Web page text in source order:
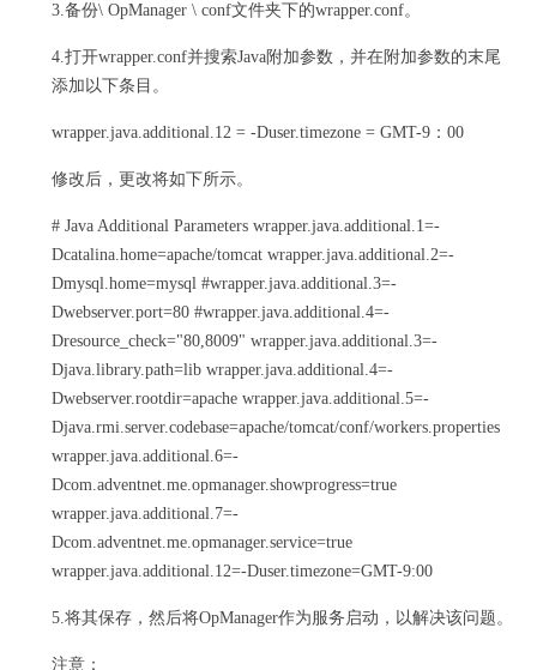
3.备份\ OpManager \ conf文件夹下的wrapper.conf。
4.打开wrapper.conf并搜索Java附加参数，并在附加参数的末尾
添加以下条目。
wrapper.java.additional.12 = -Duser.timezone = GMT-9：00
修改后，更改将如下所示。
# Java Additional Parameters wrapper.java.additional.1=-
Dcatalina.home=apache/tomcat wrapper.java.additional.2=-
Dmysql.home=mysql #wrapper.java.additional.3=-
Dwebserver.port=80 #wrapper.java.additional.4=-
Dresource_check="80,8009" wrapper.java.additional.3=-
Djava.library.path=lib wrapper.java.additional.4=-
Dwebserver.rootdir=apache wrapper.java.additional.5=-
Djava.rmi.server.codebase=apache/tomcat/conf/workers.properties
wrapper.java.additional.6=-
Dcom.adventnet.me.opmanager.showprogress=true
wrapper.java.additional.7=-
Dcom.adventnet.me.opmanager.service=true
wrapper.java.additional.12=-Duser.timezone=GMT-9:00
5.将其保存，然后将OpManager作为服务启动，以解决该问题。
注意：